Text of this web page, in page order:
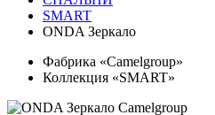
SMART
ONDA Зеркало
Фабрика «Camelgroup»
Коллекция «SMART»